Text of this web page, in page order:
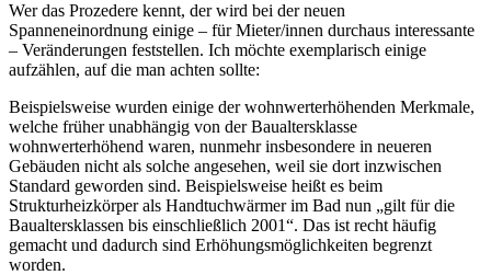
Wer das Prozedere kennt, der wird bei der neuen
Spanneneinordnung einige – für Mieter/innen durchaus interessante
– Veränderungen feststellen. Ich möchte exemplarisch einige
aufzählen, auf die man achten sollte:
Beispielsweise wurden einige der wohnwerterhöhenden Merkmale,
welche früher unabhängig von der Baualtersklasse
wohnwerterhöhend waren, nunmehr insbesondere in neueren
Gebäuden nicht als solche angesehen, weil sie dort inzwischen
Standard geworden sind. Beispielsweise heißt es beim
Strukturheizkörper als Handtuchwärmer im Bad nun „gilt für die
Baualtersklassen bis einschließlich 2001“. Das ist recht häufig
gemacht und dadurch sind Erhöhungsmöglichkeiten begrenzt
worden.